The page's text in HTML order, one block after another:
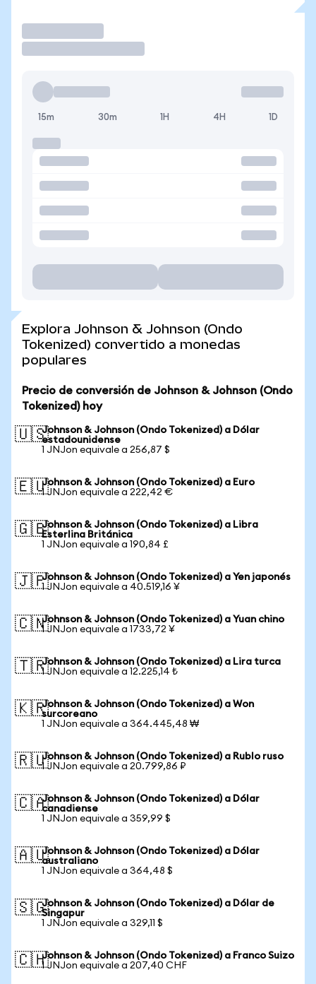
15m 30m 1H 4H 1D
Explora Johnson & Johnson (Ondo
Tokenized) convertido a monedas
populares
Precio de conversión de Johnson & Johnson (Ondo
Tokenized) hoy
🇺🇸Johnson & Johnson (Ondo Tokenized) a Dólar
estadounidense
1 JNJon equivale a 256,87 $
🇪🇺Johnson & Johnson (Ondo Tokenized) a Euro
1 JNJon equivale a 222,42 €
🇬🇧Johnson & Johnson (Ondo Tokenized) a Libra
Esterlina Británica
1 JNJon equivale a 190,84 £
🇯🇵Johnson & Johnson (Ondo Tokenized) a Yen japonés
1 JNJon equivale a 40.519,16 ¥
🇨🇳Johnson & Johnson (Ondo Tokenized) a Yuan chino
1 JNJon equivale a 1733,72 ¥
🇹🇷Johnson & Johnson (Ondo Tokenized) a Lira turca
1 JNJon equivale a 12.225,14 ₺
🇰🇷Johnson & Johnson (Ondo Tokenized) a Won
surcoreano
1 JNJon equivale a 364.445,48 ₩
🇷🇺Johnson & Johnson (Ondo Tokenized) a Rublo ruso
1 JNJon equivale a 20.799,86 ₽
🇨🇦Johnson & Johnson (Ondo Tokenized) a Dólar
canadiense
1 JNJon equivale a 359,99 $
🇦🇺Johnson & Johnson (Ondo Tokenized) a Dólar
australiano
1 JNJon equivale a 364,48 $
🇸🇬Johnson & Johnson (Ondo Tokenized) a Dólar de
Singapur
1 JNJon equivale a 329,11 $
🇨🇭Johnson & Johnson (Ondo Tokenized) a Franco Suizo
1 JNJon equivale a 207,40 CHF